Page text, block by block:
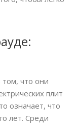
что они
плит
означает, что
лет. Среди